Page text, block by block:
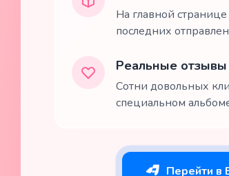
На главной
последних
Реальные отзывы
Сотни довольных
специальном
Перейти в